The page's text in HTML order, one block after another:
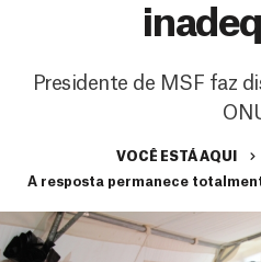
Presidente de MSF faz
VOCÊ ESTÁ AQUI
A resposta permanece